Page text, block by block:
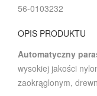
56-0103232
OPIS PRODUKTU
Automatyczny
wysokiej jakości
zaokrąglonym,